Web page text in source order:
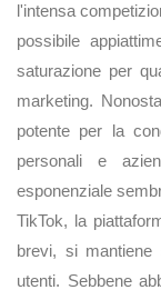
l'intensa
possibile
saturazione per
marketing.
potente per la
personali e
esponenziale
TikTok, la
brevi, si
utenti. Sebbene